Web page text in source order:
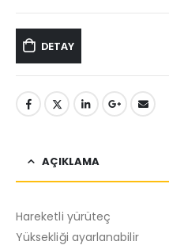
DETAY
AÇIKLAMA
Hareketli yürüteç
Yüksekliği ayarlanabilir